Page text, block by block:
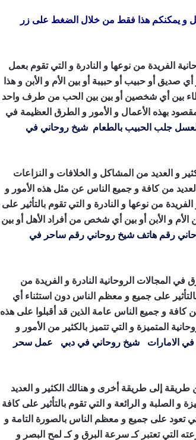
و يمكنكم هذا فقط من خلال الضغط على زر
الفريدة من نوعها و النادرة و التي تقوم بعمل
أو حبيب أو حبيبة أو بين الأم و الأبن و هذا
بين أي شخصين أو بين بين الحب من طرف واحد
بهذه الأعمال و الأمور و الطرق العظيمة في
جلب الحبيب بالطعام شيخ روحاني في
و العديد من المشاكل و الخلافات و النزاعات
من كافة و جميع الناس عن مثل هذه الأمور و
من نوعها و النادرة و التي تقوم بالتأثير على
الأم و الأبن أو بين أي شخص من أفراد الأهل أو بين
رقم هاتف شيخ روحاني رقم ساحر في
في المجالات الروحانية النادرة و الفريدة من
على جميع و معظم الناس دون استثناء أي
كافة و جميع الناس عامة الذين قد أقبلوا على هذه
المتميزة و التي تتميز بالكثير من الأمور و
الامارات شيخ روحاني في دبي
عمل سحر
إلى طريقة أخرى و هنالك الكثير و العديد
و الصلبة و الرائعة و التي تقوم بالتأثير على كافة
تعود على جميع و معظم الناس بالصورة التامة و
التي تعتبر كـ سرعة البرق و كـ لمح البصر و